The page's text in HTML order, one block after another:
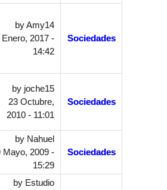
byAmy14
Enero, 2017 -
14:42
Sociedades
by joche15
23 Octubre,
2010 - 11:01
Sociedades
by Nahuel
Mayo, 2009 -
15:29
Sociedades
by Estudio